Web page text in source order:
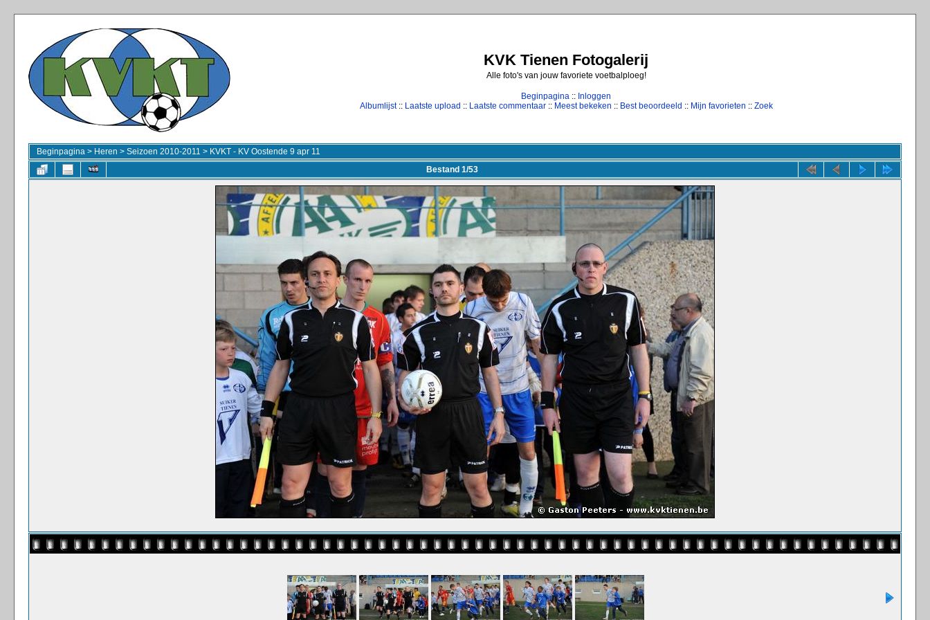
KVK Tienen Fotogalerij
Alle foto's van jouw favoriete voetbalploeg!
Beginpagina :: Inloggen
Albumlijst:: Laatste upload :: Laatste commentaar:: Meest bekeken :: Best beoordeeld :: Mijn favorieten :: Zoek
Beginpagina > Heren > Seizoen 2010-2011 > KVKT - KV Oostende 9 apr 11
Bestand 1/53